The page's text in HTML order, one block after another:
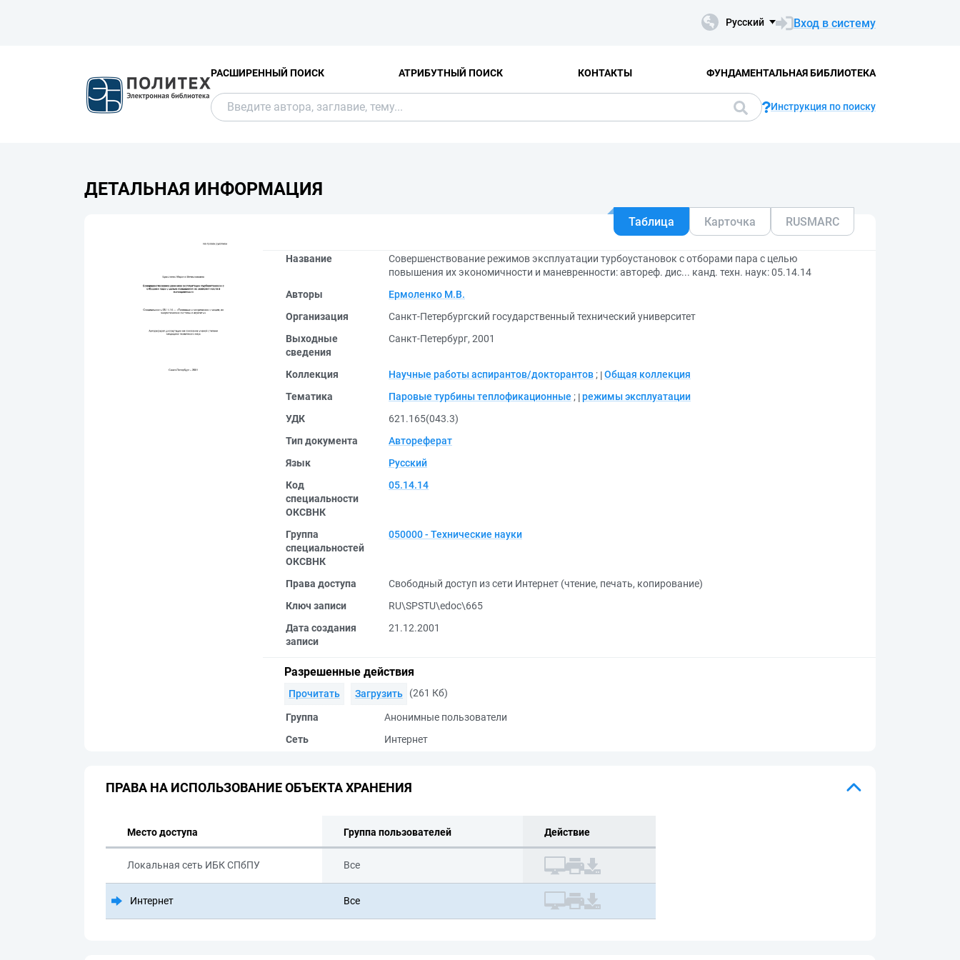
Русский Вход в систему
РАСШИРЕННЫЙ ПОИСК АТРИБУТНЫЙ ПОИСК КОНТАКТЫ ФУНДАМЕНТАЛЬНАЯ БИБЛИОТЕКА
Инструкция по поиску
ДЕТАЛЬНАЯ ИНФОРМАЦИЯ
Таблица Карточка RUSMARC
Название
Совершенствование режимов эксплуатации турбоустановок с отборами пара с целью
повышения их экономичности и маневренности: автореф. дис... канд. техн. наук: 05.14.14
Авторы
Ермоленко М.В.
Организация
Санкт-Петербургский государственный технический университет
Выходные
сведения
Санкт-Петербург, 2001
Коллекция Научные работы аспирантов/докторантов ; Общая коллекция
Тематика
Паровые турбины теплофикационные ; режимы эксплуатации
УДК
621.165(043.3)
Тип документа
Автореферат
Язык
Русский
Код
специальности
ОКСВНК
05.14.14
Группа
специальностей
ОКСВНК
050000 - Технические науки
Права доступа
Свободный доступ из сети Интернет (чтение, печать, копирование)
Ключ записи
RU\SPSTU\edoc\665
Дата создания
записи
21.12.2001
Разрешенные действия
Прочитать Загрузить (261 Кб)
Группа
Анонимные пользователи
Сеть
Интернет
ПРАВА НА ИСПОЛЬЗОВАНИЕ ОБЪЕКТА ХРАНЕНИЯ
Место доступа Группа пользователей Действие
Локальная сеть ИБК СПбПУ Все
Интернет Все